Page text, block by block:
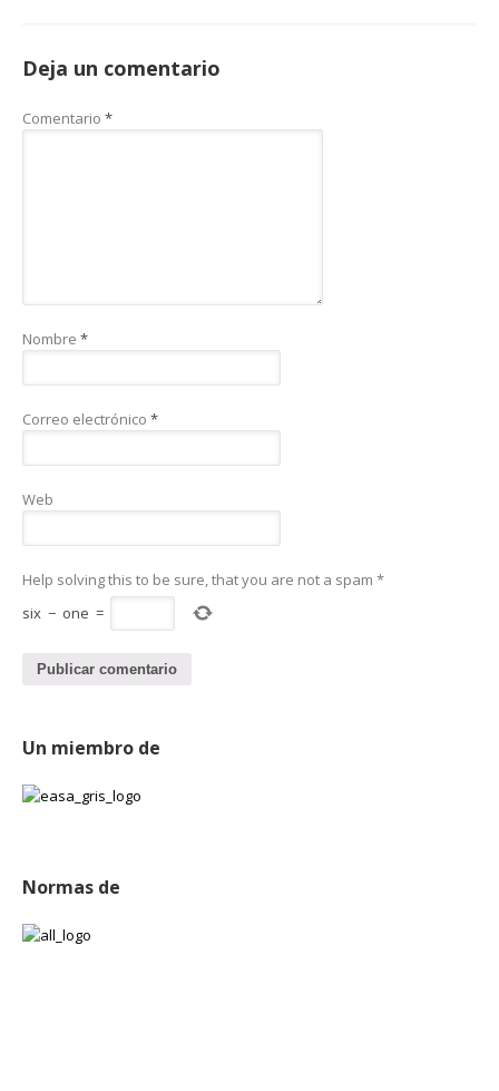
Deja un comentario
Comentario *
Nombre *
Correo electrónico *
Web
Help solving this to be sure, that you are not a spam *
six − one =
Un miembro de
Normas de